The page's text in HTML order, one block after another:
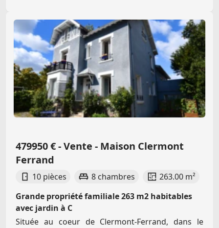
479950 € - Vente - Maison Clermont
Ferrand
10 pièces 8 chambres
263.00 m²
Grande propriété familiale 263 m2 habitables
avec jardin à C
Située au coeur de Clermont-Ferrand, dans le